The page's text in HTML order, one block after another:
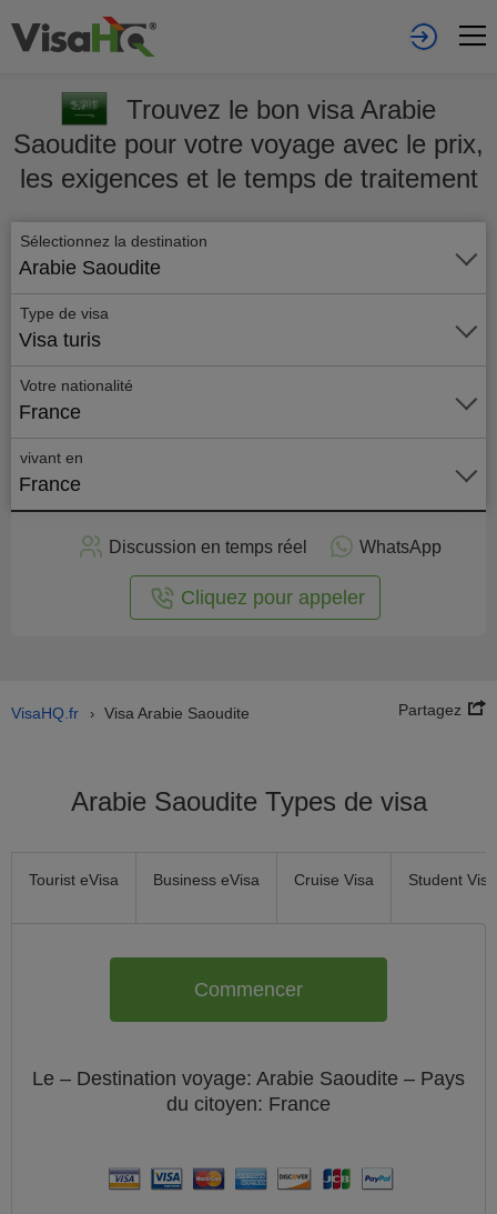
Trouvez le bon visa Arabie
Saoudite pour votre voyage avec le prix,
les exigences et le temps de traitement
Sélectionnez la destination
Arabie Saoudite
Type de visa
Visa turis
Votre nationalité
France
vivant en
France
Discussion en temps réel WhatsApp
Cliquez pour appeler
VisaHQ.fr › Visa Arabie Saoudite Partagez
Arabie Saoudite Types de visa
Tourist eVisa Business eVisa Cruise Visa Student Visa
Commencer
Le – Destination voyage: Arabie Saoudite – Pays
du citoyen: France